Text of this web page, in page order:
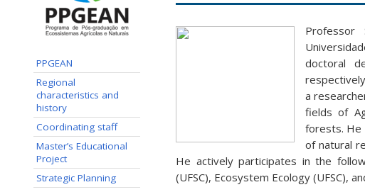
PPGEAN
Regional
characteristics and
history
Coordinating staff
Master’s Educational
Project
Strategic Planning
Professor
doctoral
a
fields of
forests. He
of natural
He actively participates in the
(UFSC), Ecosystem Ecology (UFSC),